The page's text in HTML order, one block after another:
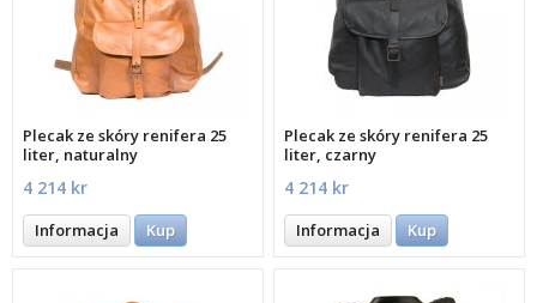
Plecak ze skóry renifera 25
liter, naturalny
4 214 kr
Informacja Kup
Plecak ze skóry renifera 25
liter, czarny
4 214 kr
Informacja Kup